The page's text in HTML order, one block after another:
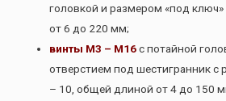
головкой и размером «под
от 6 до 220 мм;
винты М3 – М16с потайной
отверстием под шестигранник с
– 10, общей длиной от 4 до 150